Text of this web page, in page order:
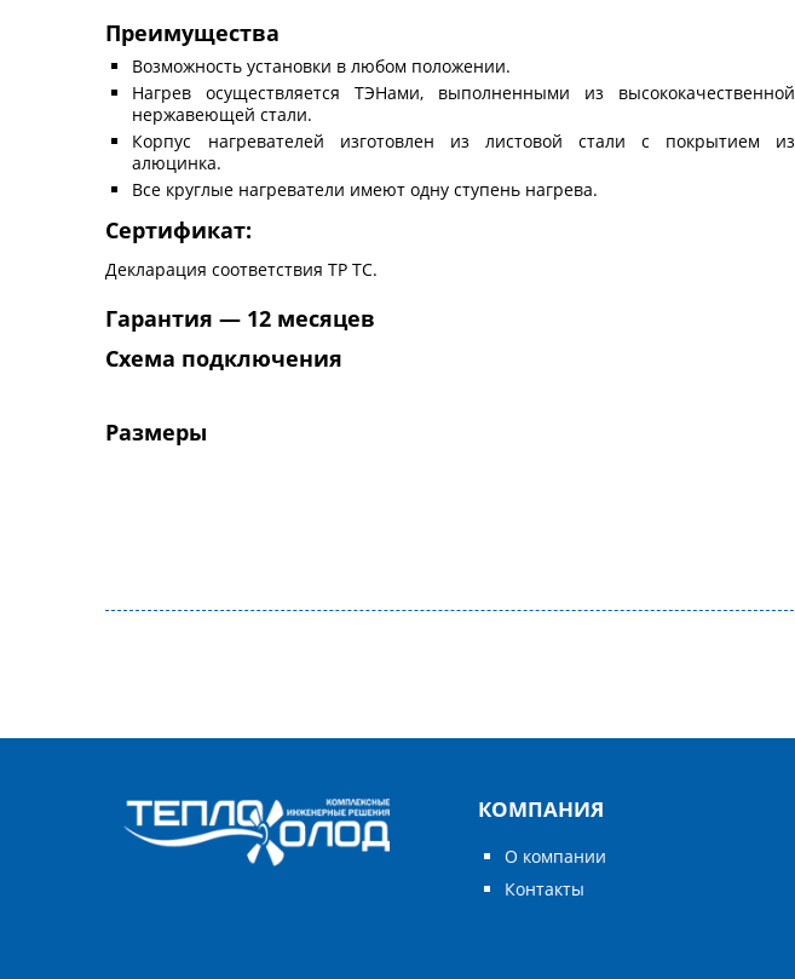
Преимущества
Возможность установки в любом положении.
Нагрев осуществляется ТЭНами, выполненными из высококачественной
нержавеющей стали.
Корпус нагревателей изготовлен из листовой стали с покрытием из
алюцинка.
Все круглые нагреватели имеют одну ступень нагрева.
Сертификат:
Декларация соответствия ТР ТС.
Гарантия — 12 месяцев
Схема подключения
Размеры
КОМПАНИЯ
О компании
Контакты